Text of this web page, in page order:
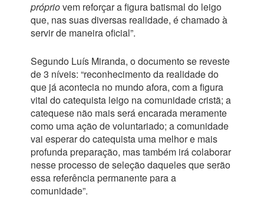
própriovem reforçar a figura batismal do leigo
que, nas suas diversas realidade, é chamado à
servir de maneira oficial”.
Segundo Luís Miranda, o documento se reveste
de 3 níveis: “reconhecimento da realidade do
que já acontecia no mundo afora, com a figura
vital do catequista leigo na comunidade cristã; a
catequese não mais será encarada meramente
como uma ação de voluntariado; a comunidade
vai esperar do catequista uma melhor e mais
profunda preparação, mas também irá colaborar
nesse processo de seleção daqueles que serão
essa referência permanente para a
comunidade”.